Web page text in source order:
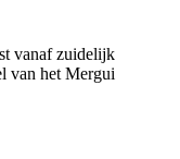
vanaf zuidelijk
van het Mergui